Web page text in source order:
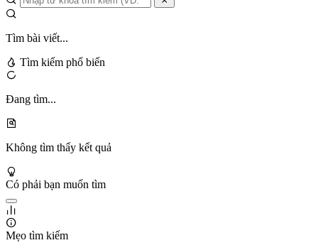
Tìm bài viết...
Tìm kiếm phổ biến
Đang tìm...
Không tìm thấy kết quả
Có phải bạn muốn tìm
Mẹo tìm kiếm